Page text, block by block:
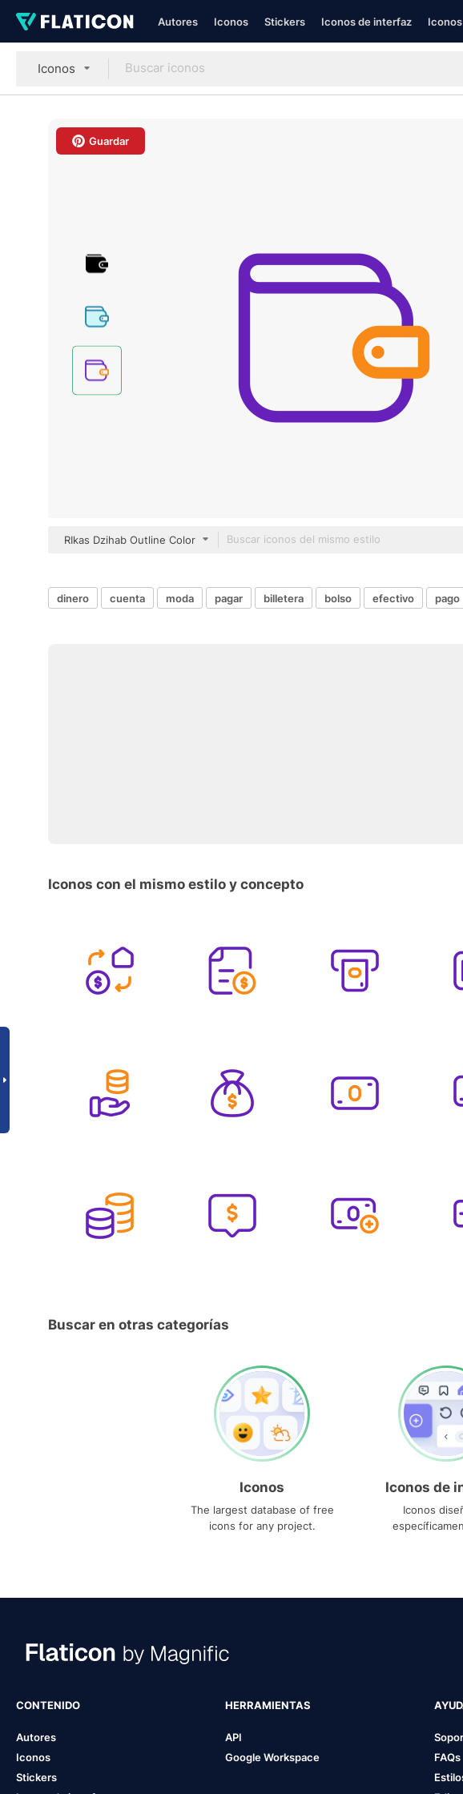
Autores Iconos Stickers Iconos de interfaz
Iconos
Guardar
RIkas Dzihab Outline Color
dinero cuenta moda pagar billetera bolso efectivo pago
Iconos con el mismo estilo y concepto
Buscar en otras categorías
Iconos
The largest database of free
icons for any project.
Iconos de
Iconos
CONTENIDO
Autores
Iconos
Stickers
HERRAMIENTAS
API
Google Workspace
FAQs